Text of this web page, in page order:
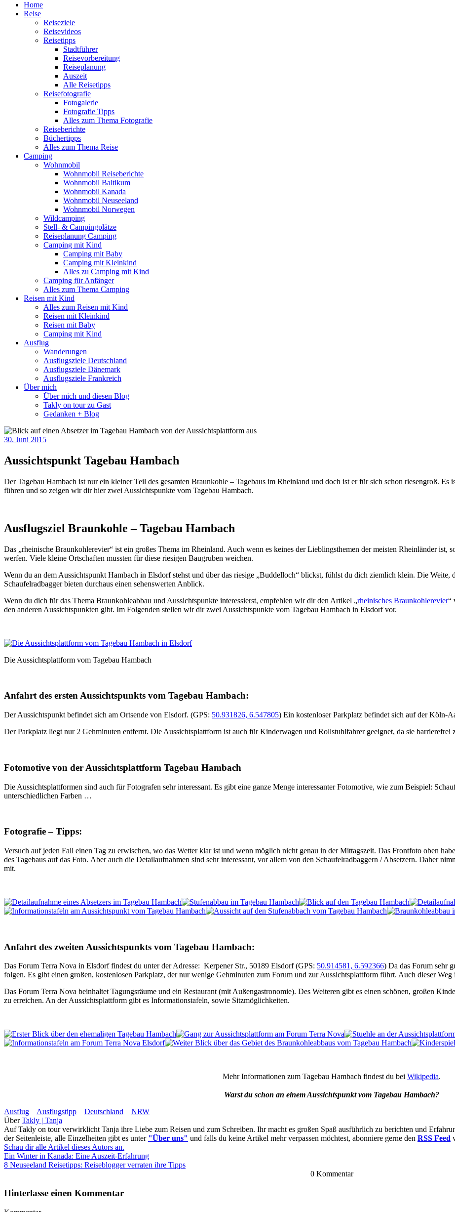
Home
Reise
Reiseziele
Reisevideos
Reisetipps
Stadtführer
Reisevorbereitung
Reiseplanung
Auszeit
Alle Reisetipps
Reisefotografie
Fotogalerie
Fotografie Tipps
Alles zum Thema Fotografie
Reiseberichte
Büchertipps
Alles zum Thema Reise
Camping
Wohnmobil
Wohnmobil Reiseberichte
Wohnmobil Baltikum
Wohnmobil Kanada
Wohnmobil Neuseeland
Wohnmobil Norwegen
Wildcamping
Stell- & Campingplätze
Reiseplanung Camping
Camping mit Kind
Camping mit Baby
Camping mit Kleinkind
Alles zu Camping mit Kind
Camping für Anfänger
Alles zum Thema Camping
Reisen mit Kind
Alles zum Reisen mit Kind
Reisen mit Kleinkind
Reisen mit Baby
Camping mit Kind
Ausflug
Wanderungen
Ausflugsziele Deutschland
Ausflugsziele Dänemark
Ausflugsziele Frankreich
Über mich
Über mich und diesen Blog
Takly on tour zu Gast
Gedanken + Blog
30. Juni 2015
Aussichtspunkt Tagebau Hambach
Der Tagebau Hambach ist nur ein kleiner Teil des gesamten Braunkohle – Tagebaus im Rheinland und doch ist er für sich schon riesengroß.
führen und so zeigen wir dir hier zwei Aussichtspunkte vom Tagebau Hambach.
Ausflugsziel Braunkohle – Tagebau Hambach
Das „rheinische Braunkohlerevier“ ist ein großes Thema im Rheinland. Auch wenn es keines der Lieblingsthemen der meisten Rheinländer ist,
werfen. Viele kleine Ortschaften mussten für diese riesigen Baugruben weichen.
Wenn du an dem Aussichtspunkt Hambach in Elsdorf stehst und über das riesige „Buddelloch“ blickst, fühlst du dich ziemlich klein. Die Weite,
Schaufelradbagger bieten durchaus einen sehenswerten Anblick.
Wenn du dich für das Thema Braunkohleabbau und Aussichtspunkte interessierst, empfehlen wir dir den Artikel „rheinisches Braunkohlerevier“
den anderen Aussichtspunkten gibt. Im Folgenden stellen wir dir zwei Aussichtspunkte vom Tagebau Hambach in Elsdorf vor.
Die Aussichtsplattform vom Tagebau Hambach
Anfahrt des ersten Aussichtspunkts vom Tagebau Hambach:
Der Aussichtspunkt befindet sich am Ortsende von Elsdorf. (GPS: 50.931826, 6.547805) Ein kostenloser Parkplatz befindet sich auf der Köln-
Der Parkplatz liegt nur 2 Gehminuten entfernt. Die Aussichtsplattform ist auch für Kinderwagen und Rollstuhlfahrer geeignet, da sie barrierefrei
Fotomotive von der Aussichtsplattform Tagebau Hambach
Die Aussichtsplattformen sind auch für Fotografen sehr interessant. Es gibt eine ganze Menge interessanter Fotomotive, wie zum Beispiel:
unterschiedlichen Farben …
Fotografie – Tipps:
Versuch auf jeden Fall einen Tag zu erwischen, wo das Wetter klar ist und wenn möglich nicht genau in der Mittagszeit. Das Frontfoto oben
des Tagebaus auf das Foto. Aber auch die Detailaufnahmen sind sehr interessant, vor allem von den Schaufelradbaggern / Absetzern. Daher
mit.
Anfahrt des zweiten Aussichtspunkts vom Tagebau Hambach:
Das Forum Terra Nova in Elsdorf findest du unter der Adresse: Kerpener Str., 50189 Elsdorf (GPS: 50.914581, 6.592366) Da das Forum sehr
folgen. Es gibt einen großen, kostenlosen Parkplatz, der nur wenige Gehminuten zum Forum und zur Aussichtsplattform führt. Auch dieser Weg
Das Forum Terra Nova beinhaltet Tagungsräume und ein Restaurant (mit Außengastronomie). Des Weiteren gibt es einen schönen, großen
zu erreichen. An der Aussichtsplattform gibt es Informationstafeln, sowie Sitzmöglichkeiten.
Mehr Informationen zum Tagebau Hambach findest du bei Wikipedia.
Warst du schon an einem Aussichtspunkt vom Tagebau Hambach?
Ausflug
Ausflugstipp Deutschland
NRW
ÜberTakly | Tanja
Auf Takly on tour verwirklicht Tanja ihre Liebe zum Reisen und zum Schreiben. Ihr macht es großen Spaß ausführlich zu berichten und
der Seitenleiste, alle Einzelheiten gibt es unter "Über uns" und falls du keine Artikel mehr verpassen möchtest, abonniere gerne den RSS Feed
Schau dir alle Artikel dieses Autors an.
Ein Winter in Kanada: Eine Auszeit-Erfahrung
8 Neuseeland Reisetipps: Reiseblogger verraten ihre Tipps
0 Kommentar
Hinterlasse einen Kommentar